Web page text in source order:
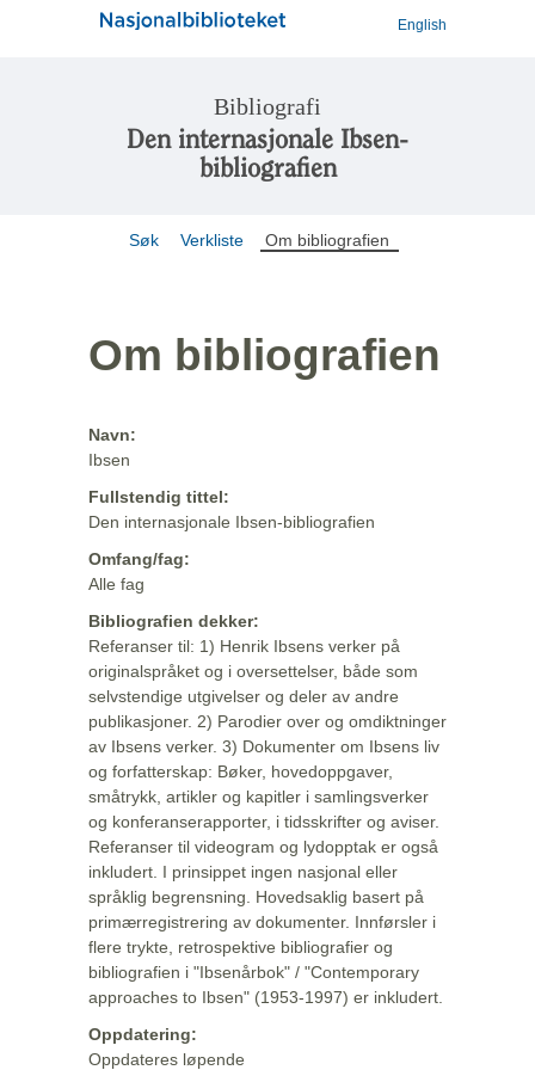
English
Bibliografi
Den internasjonale Ibsen-
bibliografien
Søk Verkliste Om bibliografien
Om bibliografien
Navn:
Ibsen
Fullstendig tittel:
Den internasjonale Ibsen-bibliografien
Omfang/fag:
Alle fag
Bibliografien dekker:
Referanser til: 1) Henrik Ibsens verker på
originalspråket og i oversettelser, både som
selvstendige utgivelser og deler av andre
publikasjoner. 2) Parodier over og omdiktninger
av Ibsens verker. 3) Dokumenter om Ibsens liv
og forfatterskap: Bøker, hovedoppgaver,
småtrykk, artikler og kapitler i samlingsverker
og konferanserapporter, i tidsskrifter og aviser.
Referanser til videogram og lydopptak er også
inkludert. I prinsippet ingen nasjonal eller
språklig begrensning. Hovedsaklig basert på
primærregistrering av dokumenter. Innførsler i
flere trykte, retrospektive bibliografier og
bibliografien i "Ibsenårbok" / "Contemporary
approaches to Ibsen" (1953-1997) er inkludert.
Oppdatering:
Oppdateres løpende